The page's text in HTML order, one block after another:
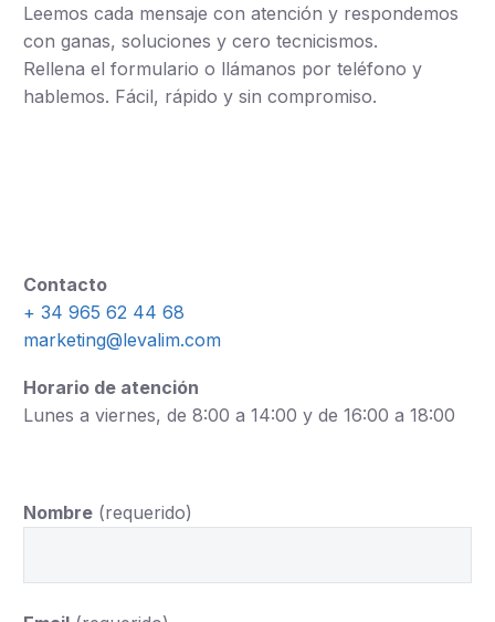
Leemos cada mensaje con atención y respondemos
con ganas, soluciones y cero tecnicismos.
Rellena el formulario o llámanos por teléfono y
hablemos. Fácil, rápido y sin compromiso.
Contacto
+ 34 965 62 44 68
marketing@levalim.com
Horario de atención
Lunes a viernes, de 8:00 a 14:00 y de 16:00 a 18:00
Nombre (requerido)